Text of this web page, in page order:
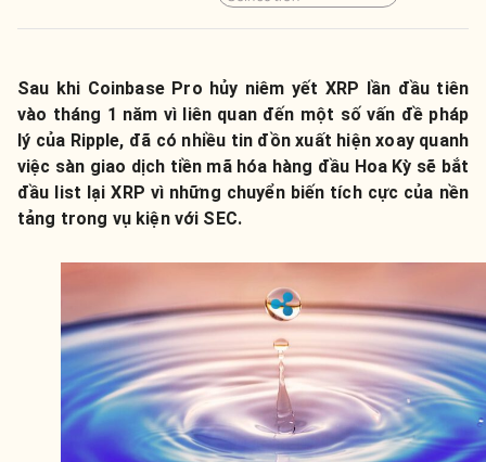
Sau khi Coinbase Pro hủy niêm yết XRP lần đầu tiên
vào tháng 1 năm vì liên quan đến một số vấn đề pháp
lý của Ripple, đã có nhiều tin đồn xuất hiện xoay quanh
việc sàn giao dịch tiền mã hóa hàng đầu Hoa Kỳ sẽ bắt
đầu list lại XRP vì những chuyển biến tích cực của nền
tảng trong vụ kiện với SEC.